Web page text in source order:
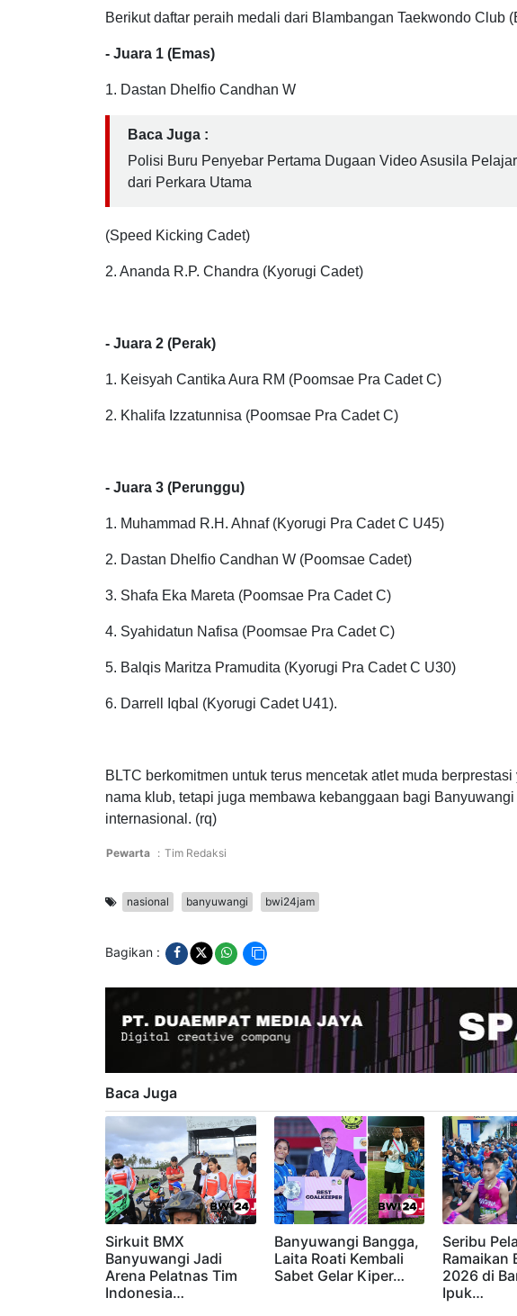
Anak
1. Dastan Dhelfio Candhan W
Baca Juga :
dari Perkara Utama
BLTC berkomitmen untuk terus mencetak atlet muda
nama klub, tetapi juga membawa kebanggaan bagi Banyuwangi
Pewarta : Tim Redaksi
nasional banyuwangi bwi24jam
Baca Juga
Sirkuit BMX
Seribu